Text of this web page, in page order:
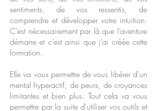
sentiments, de vos ressentis, de
comprendre et développer votre intuition.
C’est nécessairement par là que l’aventure
démarre et c’est ainsi que j’ai créée cette
formation.
Elle va vous permettre de vous libérer d'un
mental hyperactif, de peurs, de croyances
limitantes et bien plus. Tout cela va vous
permettre par la suite d'utiliser vos outils et